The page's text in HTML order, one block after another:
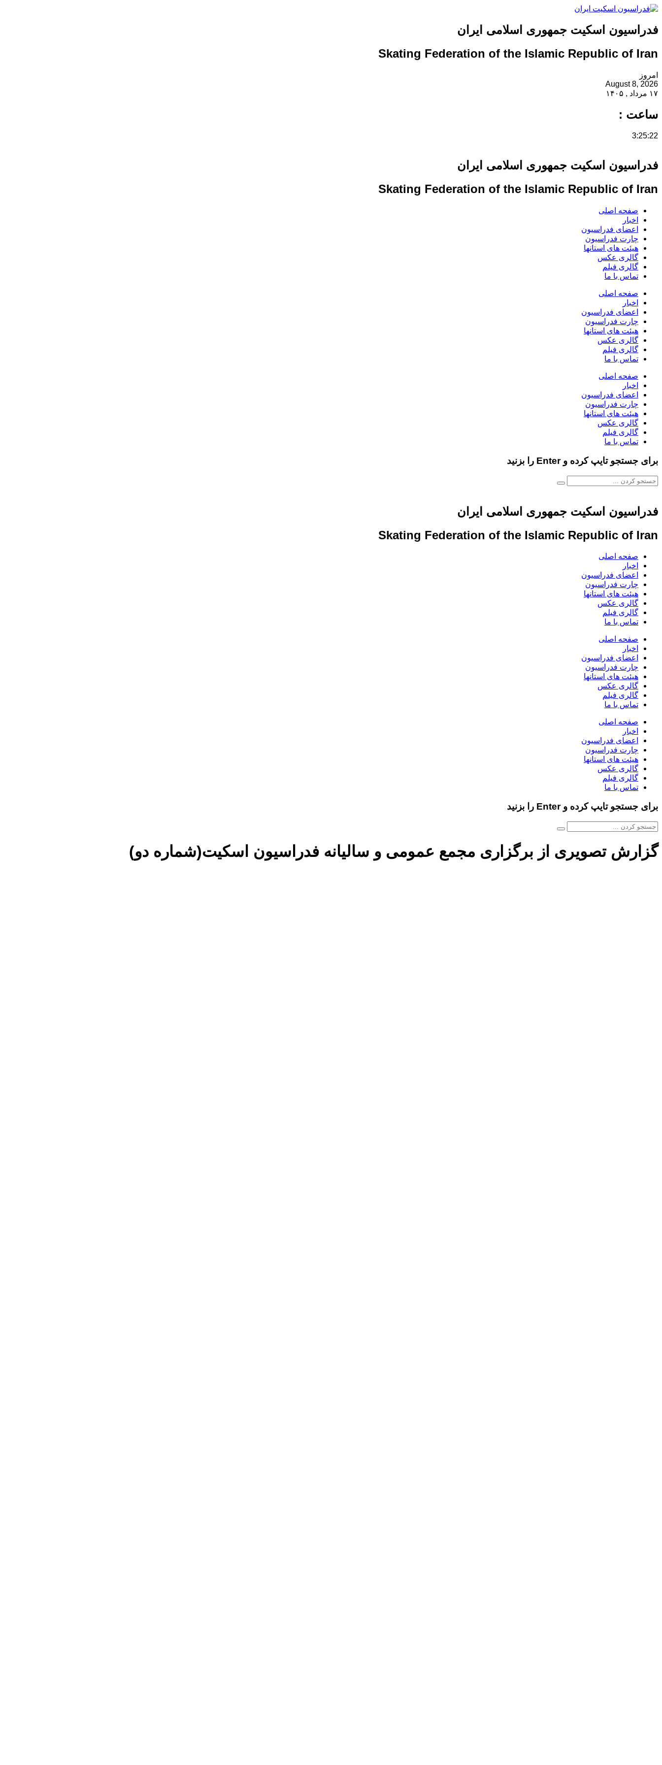
فدراسیون اسکیت جمهوری اسلامی ایران
Skating Federation of the Islamic Republic of Iran
امروز
August 8, 2026
۱۷ مرداد , ۱۴۰۵
ساعت :
3:25:23
فدراسیون اسکیت جمهوری اسلامی ایران
Skating Federation of the Islamic Republic of Iran
صفحه اصلی
اخبار
اعضای فدراسیون
چارت فدراسیون
هیئت های استانها
گالری عکس
گالری فیلم
تماس با ما
صفحه اصلی
اخبار
اعضای فدراسیون
چارت فدراسیون
هیئت های استانها
گالری عکس
گالری فیلم
تماس با ما
صفحه اصلی
اخبار
اعضای فدراسیون
چارت فدراسیون
هیئت های استانها
گالری عکس
گالری فیلم
تماس با ما
برای جستجو تایپ کرده و Enter را بزنید
فدراسیون اسکیت جمهوری اسلامی ایران
Skating Federation of the Islamic Republic of Iran
صفحه اصلی
اخبار
اعضای فدراسیون
چارت فدراسیون
هیئت های استانها
گالری عکس
گالری فیلم
تماس با ما
صفحه اصلی
اخبار
اعضای فدراسیون
چارت فدراسیون
هیئت های استانها
گالری عکس
گالری فیلم
تماس با ما
صفحه اصلی
اخبار
اعضای فدراسیون
چارت فدراسیون
هیئت های استانها
گالری عکس
گالری فیلم
تماس با ما
برای جستجو تایپ کرده و Enter را بزنید
گزارش تصویری از برگزاری مجمع عمومی و سالیانه فدراسیون اسکیت(شماره دو)